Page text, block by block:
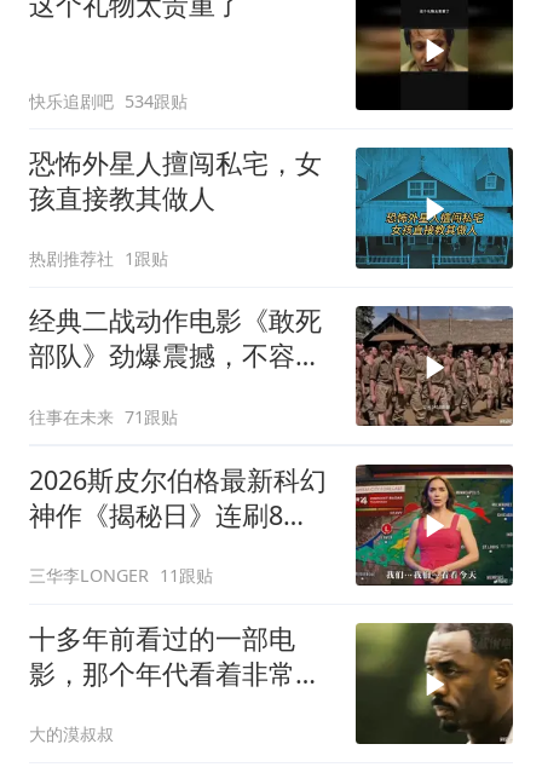
快乐追剧吧 534跟贴
恐怖外星人擅闯私宅，女
孩直接教其做人
热剧推荐社 1跟贴
经典二战动作电影《敢死
部队》劲爆震撼，不容错
往事在未来 71跟贴
2026斯皮尔伯格最新科幻
神作《揭秘日》连刷8
三华李LONGER 11跟贴
十多年前看过的一部电
影，那个年代看着非常劲
大的漠叔叔